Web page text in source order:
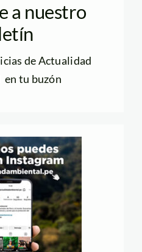
a nuestro
de Actualidad
tu buzón